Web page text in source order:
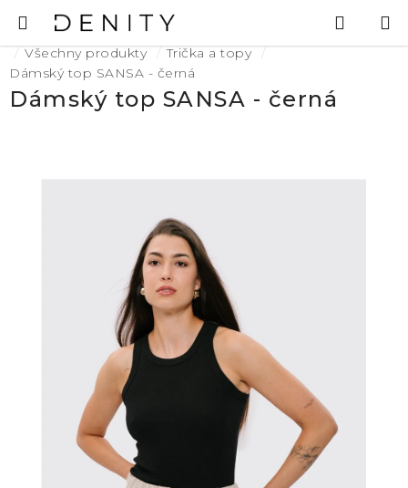
na
obsah
Hledat
Domů
Všechny produkty
Trička a topy
Dámský top SANSA - černá
Dámský top SANSA - černá